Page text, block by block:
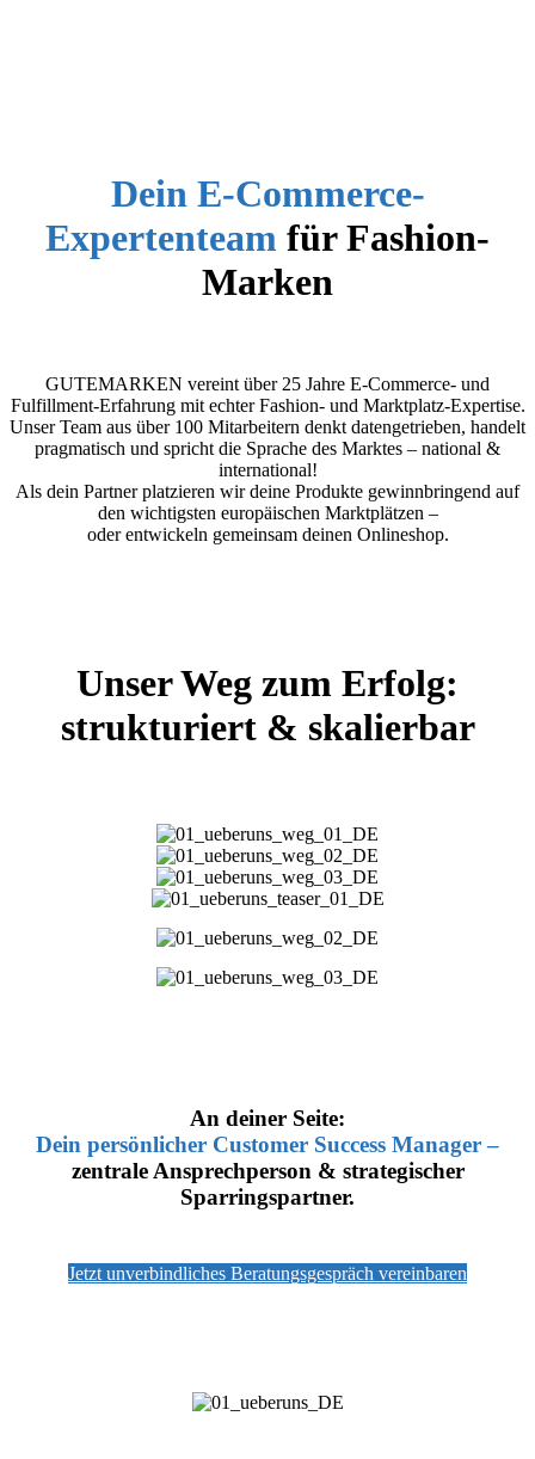
Dein E-Commerce-
Expertenteam für Fashion-
Marken
GUTEMARKEN vereint über 25 Jahre E-Commerce- und
Fulfillment-Erfahrung mit echter Fashion- und Marktplatz-Expertise.
Unser Team aus über 100 Mitarbeitern denkt datengetrieben, handelt
pragmatisch und spricht die Sprache des Marktes – national &
international!
Als dein Partner platzieren wir deine Produkte gewinnbringend auf
den wichtigsten europäischen Marktplätzen –
oder entwickeln gemeinsam deinen Onlineshop.
Unser Weg zum Erfolg:
strukturiert & skalierbar
An deiner Seite:
Dein persönlicher Customer Success Manager –
zentrale Ansprechperson & strategischer
Sparringspartner.
Jetzt unverbindliches Beratungsgespräch vereinbaren